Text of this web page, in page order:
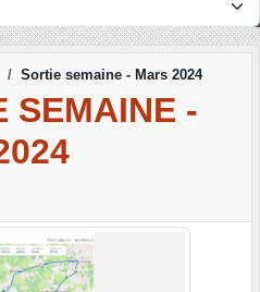
Sortie semaine - Mars 2024
SEMAINE -